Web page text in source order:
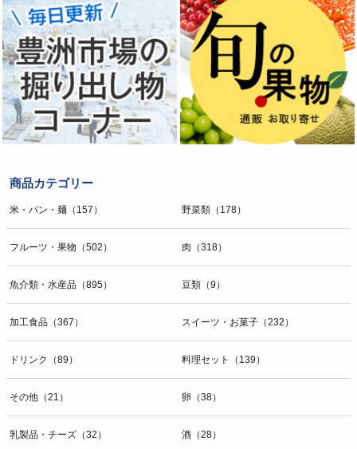
商品カテゴリー
米・パン・麺（157） 野菜類（178）
フルーツ・果物（502） 肉（318）
魚介類・水産品（895） 豆類（9）
加工食品（367） スイーツ・お菓子（232）
ドリンク（89） 料理セット（139）
その他（21） 卵（38）
乳製品・チーズ（32） 酒（28）